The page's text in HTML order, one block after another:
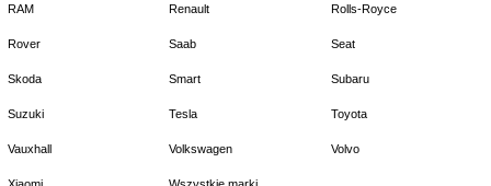
RAM Renault Rolls-Royce
Rover Saab Seat
Skoda Smart Subaru
Suzuki Tesla Toyota
Vauxhall Volkswagen Volvo